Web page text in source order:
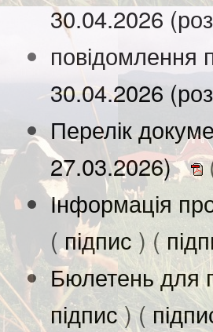
30.04.2026
повідомлення
30.04.2026
Перелік
27.03.2026)
Інформація
(підпис ) (
Бюлетень для
підпис) (